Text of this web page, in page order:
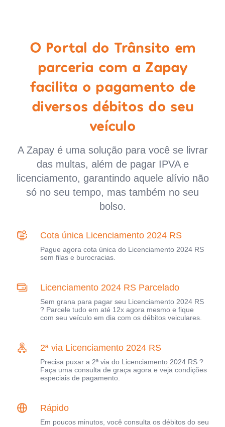
O Portal do Trânsito em
parceria com a Zapay
facilita o pagamento de
diversos débitos do seu
veículo
A Zapay é uma solução para você se livrar
das multas, além de pagar IPVA e
licenciamento, garantindo aquele alívio não
só no seu tempo, mas também no seu
bolso.
Cota única Licenciamento 2024 RS
Pague agora cota única do Licenciamento 2024 RS
sem filas e burocracias.
Licenciamento 2024 RS Parcelado
Sem grana para pagar seu Licenciamento 2024 RS
? Parcele tudo em até 12x agora mesmo e fique
com seu veículo em dia com os débitos veiculares.
2ª via Licenciamento 2024 RS
Precisa puxar a 2ª via do Licenciamento 2024 RS ?
Faça uma consulta de graça agora e veja condições
especiais de pagamento.
Rápido
Em poucos minutos, você consulta os débitos do seu